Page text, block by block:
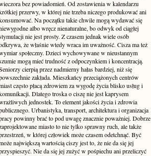
bez powiadomień. Od zostawienia w kalendarzu
przerwy, w której nie trzeba niczego produkować ani
Na początku takie chwile mogą wydawać się
albo wręcz nienaturalne, bo odwyk od ciągłej
nie jest prosty. Z czasem jednak wiele osób
że właśnie wtedy wraca im uważność. Cisza ma też
społeczny. Dzieci wychowywane w nieustannym
mogą mieć trudność z odpoczynkiem i koncentracją.
cierpią przez nadmierny hałas bardziej, niż się
zakłada. Mieszkańcy przeciążonych centrów
często płacą zdrowiem za wygodę życia blisko usług i
Dlatego troska o ciszę nie jest kaprysem
jednostek. To element jakości życia i zdrowia
Urbanistyka, transport, architektura i organizacja
powinny brać to pod uwagę znacznie poważniej. Dobrze
miasto to nie tylko sprawny ruch, ale także
w której człowiek może czasem odetchnąć. Być
największą wartością ciszy jest to, że nie da się jej
Nie da się jej zużyć w pośpiechu ani przeliczyć